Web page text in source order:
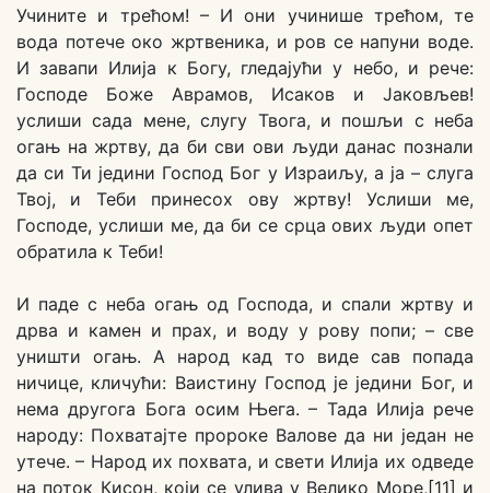
Учините и трећом! – И они учинише трећом, те
вода потече око жртвеника, и ров се напуни воде.
И завапи Илија к Богу, гледајући у небо, и рече:
Господе Боже Аврамов, Исаков и Јаковљев!
услиши сада мене, слугу Твога, и пошљи с неба
огањ на жртву, да би сви ови људи данас познали
да си Ти једини Господ Бог у Израиљу, а ја – слуга
Твој, и Теби принесох ову жртву! Услиши ме,
Господе, услиши ме, да би се срца ових људи опет
обратила к Теби!
И паде с неба огањ од Господа, и спали жртву и
дрва и камен и прах, и воду у рову попи; – све
уништи огањ. А народ кад то виде сав попада
ничице, кличући: Ваистину Господ је једини Бог, и
нема другога Бога осим Њега. – Тада Илија рече
народу: Похватајте пророке Валове да ни један не
утече. – Народ их похвата, и свети Илија их одведе
на поток Кисон, који се улива у Велико Море,[11] и